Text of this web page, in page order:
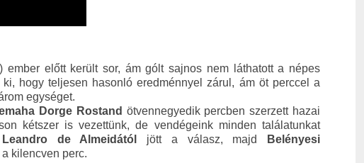
ember előtt került sor, ám gólt sajnos nem láthatott a népes
hogy teljesen hasonló eredménnyel zárul, ám öt perccel a
egységet.
Dorge Rostand ötvennegyedik percben szerzett hazai
kétszer is vezettünk, de vendégeink minden találatunkat
Leandro de Almeidától jött a válasz, majd
Belényesi
a kilencven perc.